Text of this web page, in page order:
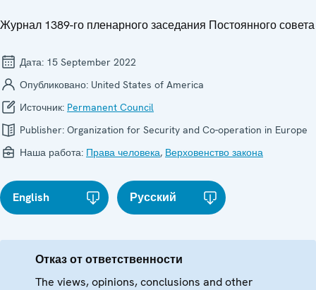
Журнал 1389-го пленарного заседания Постоянного совета
Дата: 15 September 2022
Опубликовано: United States of America
Источник: Permanent Council
Publisher: Organization for Security and Co-operation in Europe
Наша работа: Права человека, Верховенство закона
English Русский
Отказ от ответственности
The views, opinions, conclusions and other